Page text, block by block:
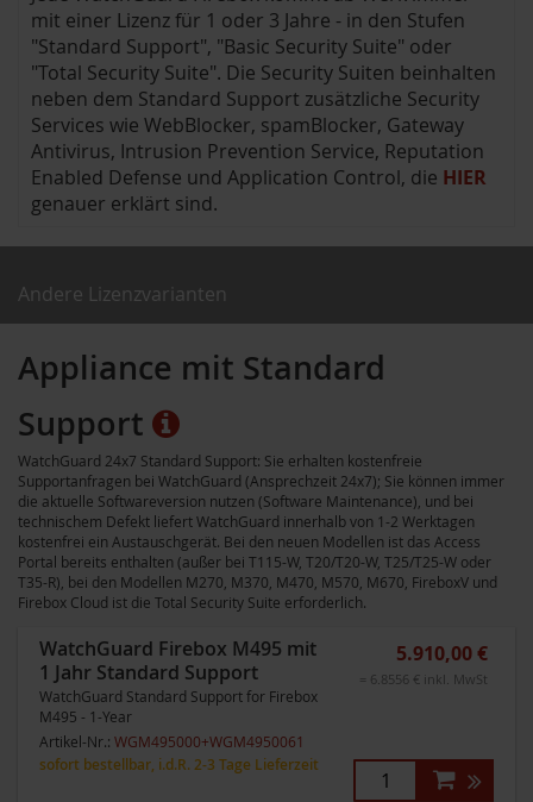
mit einer Lizenz für 1 oder 3 Jahre - in den Stufen
"Standard Support", "Basic Security Suite" oder
"Total Security Suite". Die Security Suiten beinhalten
neben dem Standard Support zusätzliche Security
Services wie WebBlocker, spamBlocker, Gateway
Antivirus, Intrusion Prevention Service, Reputation
Enabled Defense und Application Control, die HIER
genauer erklärt sind.
Andere Lizenzvarianten
Appliance mit Standard
Support
WatchGuard 24x7 Standard Support: Sie erhalten kostenfreie
Supportanfragen bei WatchGuard (Ansprechzeit 24x7); Sie können immer
die aktuelle Softwareversion nutzen (Software Maintenance), und bei
technischem Defekt liefert WatchGuard innerhalb von 1-2 Werktagen
kostenfrei ein Austauschgerät. Bei den neuen Modellen ist das Access
Portal bereits enthalten (außer bei T115-W, T20/T20-W, T25/T25-W oder
T35-R), bei den Modellen M270, M370, M470, M570, M670, FireboxV und
Firebox Cloud ist die Total Security Suite erforderlich.
WatchGuard Firebox M495 mit
1 Jahr Standard Support
WatchGuard Standard Support for Firebox
M495 - 1-Year
Artikel-Nr.: WGM495000+WGM4950061
sofort bestellbar, i.d.R. 2-3 Tage Lieferzeit
5.910,00 €
= 6.8556 € inkl. MwSt